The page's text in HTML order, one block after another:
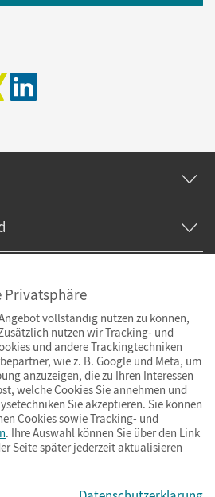
BarrierefreiheitCookies & Co.
Privatsphäre
vollständig nutzen zu können,
nutzen wir Tracking- und
und andere Trackingtechniken
wie z. B. Google und Meta, um
anzuzeigen, die zu Ihren Interessen
welche Cookies Sie annehmen und
Sie akzeptieren. Sie können
Cookies sowie Tracking- und
. Ihre Auswahl können Sie über den Link
Seite später jederzeit aktualisieren